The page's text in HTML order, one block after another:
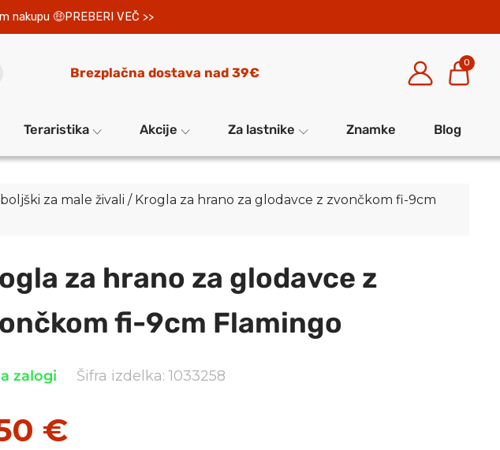
nakupu PREBERI VEČ >>
Brezplačna dostava nad 39€
0
Teraristika Akcije Za lastnike Znamke Blog
za male živali / Krogla za hrano za glodavce z zvončkom fi-9cm
za hrano za glodavce z
fi-9cm Flamingo
zalogi Šifra izdelka: 1033258
€